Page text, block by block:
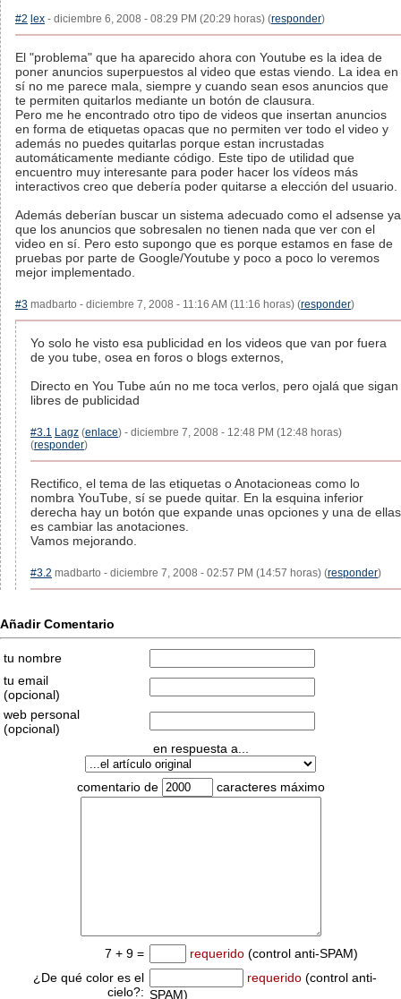
#2 lex - diciembre 6, 2008 - 08:29 PM (20:29 horas) (responder)
El "problema" que ha aparecido ahora con Youtube es la idea de
poner anuncios superpuestos al video que estas viendo. La idea en
sí no me parece mala, siempre y cuando sean esos anuncios que
te permiten quitarlos mediante un botón de clausura.
Pero me he encontrado otro tipo de videos que insertan anuncios
en forma de etiquetas opacas que no permiten ver todo el video y
además no puedes quitarlas porque estan incrustadas
automáticamente mediante código. Este tipo de utilidad que
encuentro muy interesante para poder hacer los vídeos más
interactivos creo que debería poder quitarse a elección del usuario.
Además deberían buscar un sistema adecuado como el adsense ya
que los anuncios que sobresalen no tienen nada que ver con el
video en sí. Pero esto supongo que es porque estamos en fase de
pruebas por parte de Google/Youtube y poco a poco lo veremos
mejor implementado.
#3 madbarto - diciembre 7, 2008 - 11:16 AM (11:16 horas) (responder)
Yo solo he visto esa publicidad en los videos que van por fuera
de you tube, osea en foros o blogs externos,
Directo en You Tube aún no me toca verlos, pero ojalá que sigan
libres de publicidad
#3.1 Lagz (enlace) - diciembre 7, 2008 - 12:48 PM (12:48 horas)
(responder)
Rectifico, el tema de las etiquetas o Anotacioneas como lo
nombra YouTube, sí se puede quitar. En la esquina inferior
derecha hay un botón que expande unas opciones y una de ellas
es cambiar las anotaciones.
Vamos mejorando.
#3.2 madbarto - diciembre 7, 2008 - 02:57 PM (14:57 horas) (responder)
Añadir Comentario
tu nombre
tu email
(opcional)
web personal
(opcional)
en respuesta a...
comentario de caracteres máximo
7 + 9 = requerido (control anti-SPAM)
¿De qué color es el
cielo?:
requerido (control anti-
SPAM)